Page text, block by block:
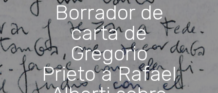
Borrador de
carta de
Gregorio
Prieto a Rafael